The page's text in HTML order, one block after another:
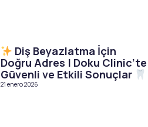
Diş Beyazlatma İçin
Doğru Adres | Doku Clinic’te
Güvenli ve Etkili Sonuçlar
21 enero 2026